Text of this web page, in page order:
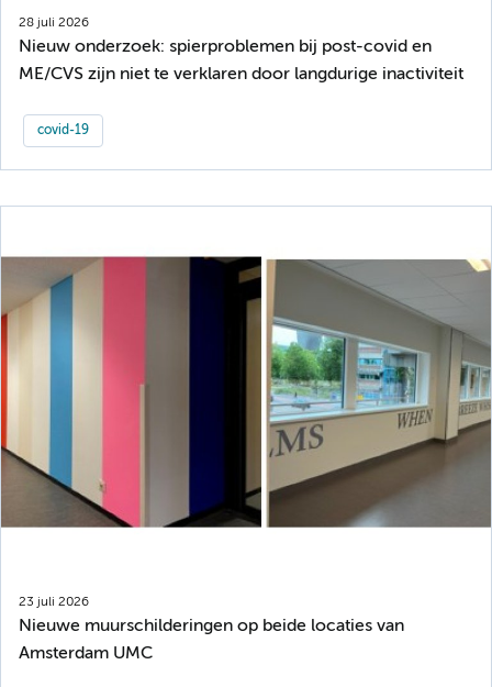
28 juli 2026
Nieuw onderzoek: spierproblemen bij post-covid en
ME/CVS zijn niet te verklaren door langdurige inactiviteit
covid-19
23 juli 2026
Nieuwe muurschilderingen op beide locaties van
Amsterdam UMC